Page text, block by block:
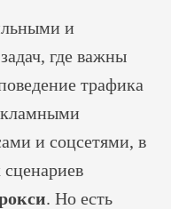
и
где важны
трафика
и соцсетями, в
. Но есть